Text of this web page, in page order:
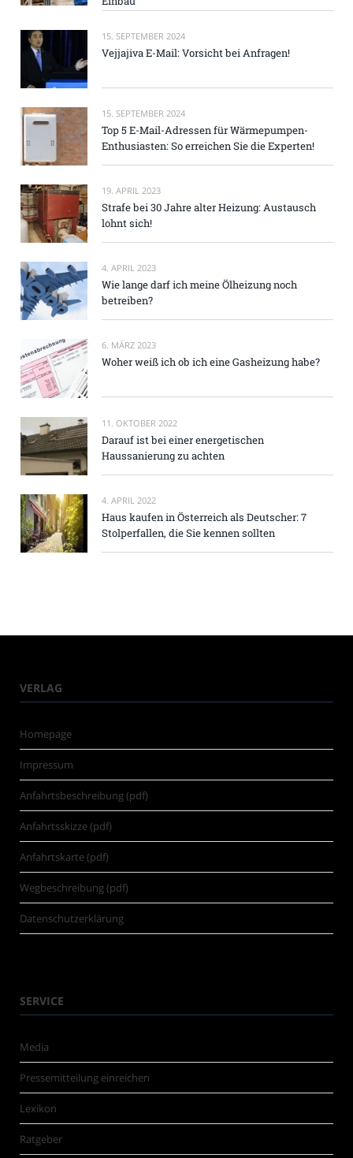
15. SEPTEMBER 2024
Vejjajiva E-Mail: Vorsicht bei Anfragen!
15. SEPTEMBER 2024
Top 5 E-Mail-Adressen für Wärmepumpen-
Enthusiasten: So erreichen Sie die Experten!
19. APRIL 2023
Strafe bei 30 Jahre alter Heizung: Austausch
lohnt sich!
4. APRIL 2023
Wie lange darf ich meine Ölheizung noch
betreiben?
6. MÄRZ 2023
Woher weiß ich ob ich eine Gasheizung habe?
11. OKTOBER 2022
Darauf ist bei einer energetischen
Haussanierung zu achten
4. APRIL 2022
Haus kaufen in Österreich als Deutscher: 7
Stolperfallen, die Sie kennen sollten
VERLAG
Homepage
Impressum
Anfahrtsbeschreibung (pdf)
Anfahrtsskizze (pdf)
Anfahrtskarte (pdf)
Wegbeschreibung (pdf)
Datenschutzerklärung
SERVICE
Media
Pressemitteilung einreichen
Lexikon
Ratgeber